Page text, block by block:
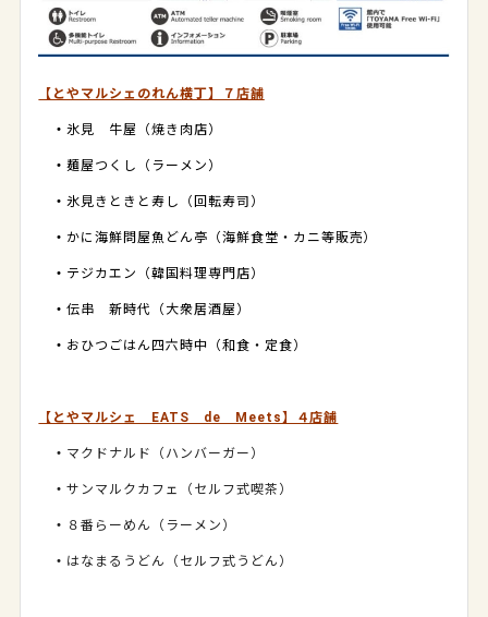
【とやマルシェのれん横丁】７店舗
・氷見 牛屋（焼き肉店）
・麺屋つくし（ラーメン）
・氷見きときと寿し（回転寿司）
・ かに海鮮問屋魚どん亭（海鮮食堂・カニ等販売）
・ テジカエン（韓国料理専門店）
・伝串 新時代（大衆居酒屋）
・ おひつごはん四六時中（和食・定食）
【とやマルシェ EATS de Meets】４店舗
・ マクドナルド（ハンバーガー）
・サンマルクカフェ（セルフ式喫茶）
・ ８番らーめん（ラーメン）
・ はなまるうどん（セルフ式うどん）